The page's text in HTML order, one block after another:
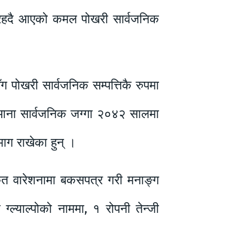
आएको कमल पोखरी सार्वजनिक
सार्वजनिक सम्पत्तिकै रुपमा
सार्वजनिक जग्गा २०४२ सालमा
राखेका हुन् ।
वारेशनामा बकसपत्र गरी मनाङ्ग
नाममा, १ रोपनी तेन्जी